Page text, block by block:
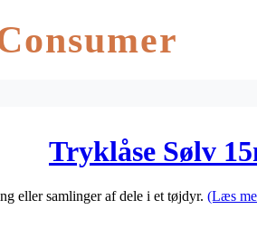
Tryklåse Sølv
eller samlinger af dele i et tøjdyr. (Læs